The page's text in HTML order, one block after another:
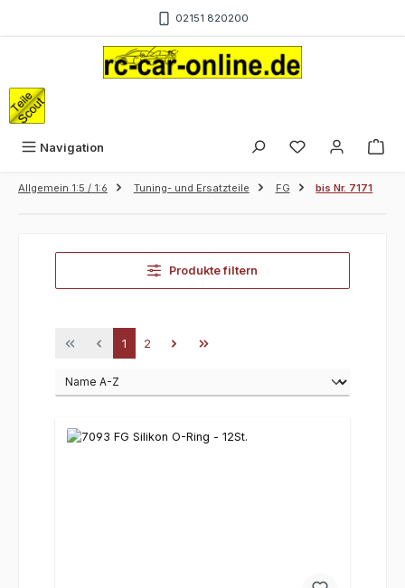
02151 820200
Navigation
Allgemein 1:5 / 1:6 Tuning- und Ersatzteile FG bis Nr. 7171
Produkte filtern
Seite
1 Seite
2